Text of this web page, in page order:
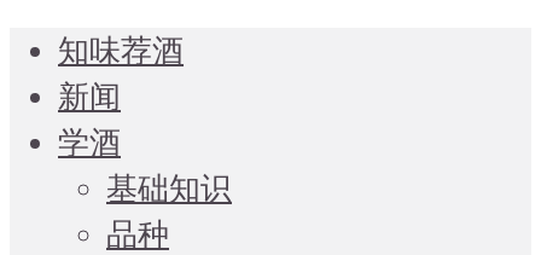
知味荐酒
新闻
学酒
基础知识
品种